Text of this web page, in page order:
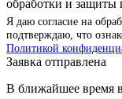
обработки и защиты
Я даю согласие на
подтверждаю, что
Политикой
Заявка отправлена
В ближайшее время